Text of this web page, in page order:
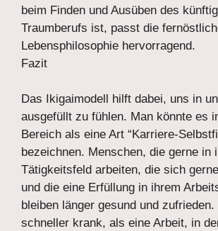
beim Finden und Ausüben des
Traumberufs ist, passt die
Lebensphilosophie hervorragend.
Fazit
Das Ikigaimodell hilft dabei, uns in
ausgefüllt zu fühlen. Man könnte es
Bereich als eine Art “Karriere-
bezeichnen. Menschen, die gerne in
Tätigkeitsfeld arbeiten, die sich
und die eine Erfüllung in ihrem
bleiben länger gesund und
schneller krank, als eine Arbeit, in